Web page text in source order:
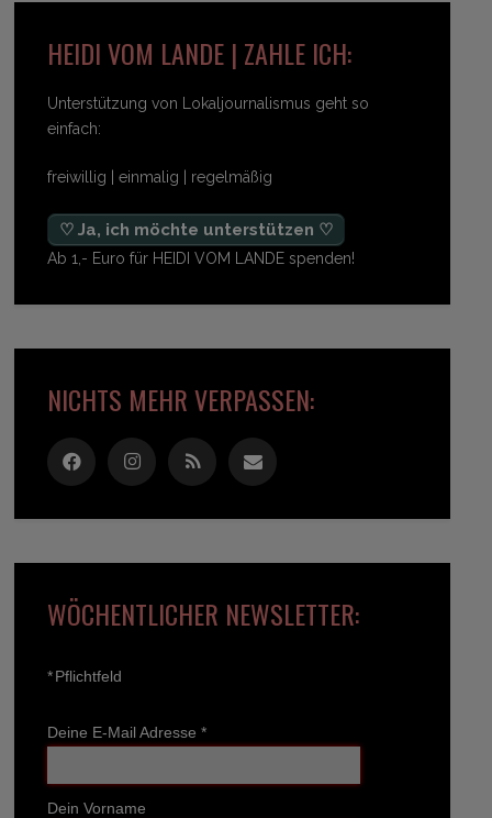
HEIDI VOM LANDE | ZAHLE ICH:
Unterstützung von Lokaljournalismus geht so
einfach:
freiwillig | einmalig | regelmäßig
♡ Ja, ich möchte unterstützen ♡
Ab 1,- Euro für HEIDI VOM LANDE spenden!
NICHTS MEHR VERPASSEN:
WÖCHENTLICHER NEWSLETTER:
*Pflichtfeld
Deine E-Mail Adresse *
Dein Vorname